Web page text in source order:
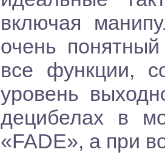
включая
очень
все функции,
уровень
децибелах в
«FADE», а при